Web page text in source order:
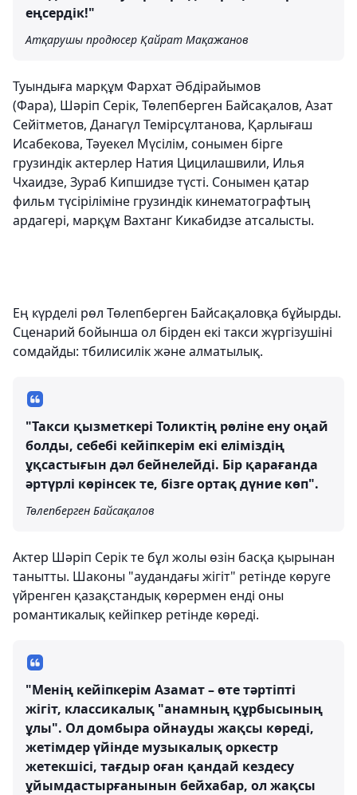
еңсердік!"
Атқарушы продюсер Қайрат Мақажанов
Туындыға марқұм Фархат Әбдірайымов
(Фара), Шәріп Серік, Төлепберген Байсақалов, Азат
Сейітметов, Данагүл Темірсұлтанова, Қарлығаш
Исабекова, Тәуекел Мүсілім, сонымен бірге
грузиндік актерлер Натия Цицилашвили, Илья
Чхаидзе, Зураб Кипшидзе түсті. Сонымен қатар
фильм түсіріліміне грузиндік кинематографтың
ардагері, марқұм Вахтанг Кикабидзе атсалысты.
Ең күрделі рөл Төлепберген Байсақаловқа бұйырды.
Сценарий бойынша ол бірден екі такси жүргізушіні
сомдайды: тбилисилік және алматылық.
"Такси қызметкері Толиктің рөліне ену оңай
болды, себебі кейіпкерім екі еліміздің
ұқсастығын дәл бейнелейді. Бір қарағанда
әртүрлі көрінсек те, бізге ортақ дүние көп".
Төлепберген Байсақалов
Актер Шәріп Серік те бұл жолы өзін басқа қырынан
танытты. Шаконы "аудандағы жігіт" ретінде көруге
үйренген қазақстандық көрермен енді оны
романтикалық кейіпкер ретінде көреді.
"Менің кейіпкерім Азамат – өте тәртіпті
жігіт, классикалық "анамның құрбысының
ұлы". Ол домбыра ойнауды жақсы көреді,
жетімдер үйінде музыкалық оркестр
жетекшісі, тағдыр оған қандай кездесу
ұйымдастырғанынын бейхабар, ол жақсы